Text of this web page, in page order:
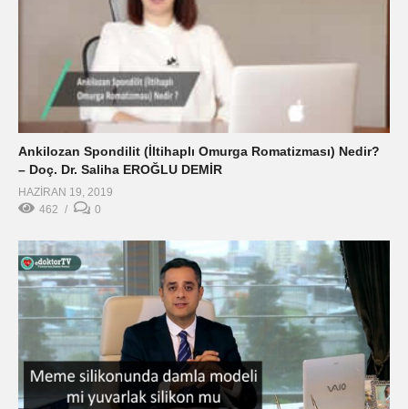
Ankilozan Spondilit (İltihaplı Omurga Romatizması) Nedir?
– Doç. Dr. Saliha EROĞLU DEMİR
HAZIRAN 19, 2019
462
0